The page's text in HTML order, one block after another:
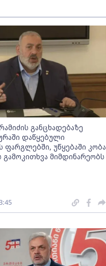
განცხადებაზე
დაწყებული
ფარგლებში, უწყებაში კობა
გამოკითხვა მიმდინარეობს